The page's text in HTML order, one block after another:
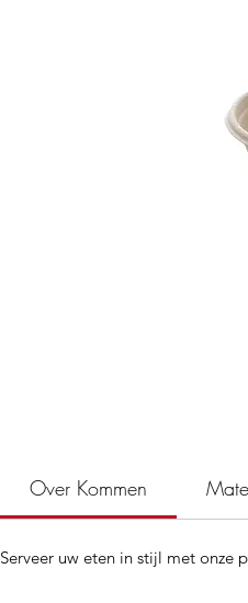
Over Kommen
Serveer uw eten in stijl met onze